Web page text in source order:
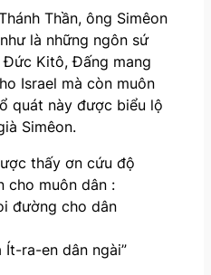
Thần, ông Simêon
là những ngôn sứ
Kitô, Đấng mang
Israel mà còn muôn
quát này được biểu lộ
Simêon.
thấy ơn cứu độ
cho muôn dân :
đường cho dân
Ít-ra-en dân ngài”